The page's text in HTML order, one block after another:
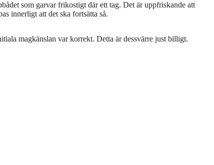
som garvar frikostigt där ett tag. Det är uppfriskande att
innerligt att det ska fortsätta så.
magkänslan var korrekt. Detta är dessvärre just billigt.